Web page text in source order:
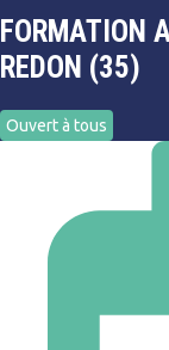
FORMATION
REDON (35)
Ouvert à tous